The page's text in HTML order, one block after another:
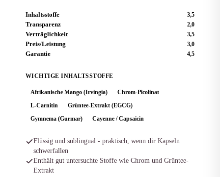
Inhaltsstoffe 3,5
Transparenz 2,0
Verträglichkeit 3,5
Preis/Leistung 3,0
Garantie 4,5
WICHTIGE INHALTSSTOFFE
Afrikanische Mango (Irvingia)
Chrom-Picolinat
L-Carnitin
Grüntee-Extrakt (EGCG)
Gymnema (Gurmar)
Cayenne / Capsaicin
Flüssig und sublingual - praktisch, wenn dir Kapseln
schwerfallen
Enthält gut untersuchte Stoffe wie Chrom und Grüntee-
Extrakt